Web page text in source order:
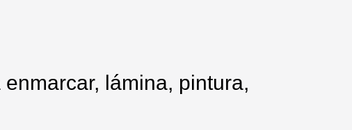
lámina, pintura,